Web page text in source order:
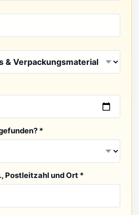
*
Postleitzahl und Ort *